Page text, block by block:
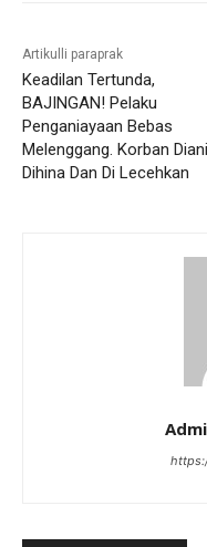
Artikulli paraprak
Keadilan Tertunda,
BAJINGAN! Pelaku
Penganiayaan Bebas
Melenggang. Korban
Dihina Dan Di Lecehkan